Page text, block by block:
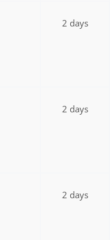
2 days
2 days
2 days